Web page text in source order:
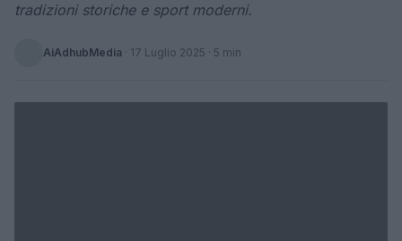
tradizioni storiche e sport moderni.
AiAdhubMedia · 17 Luglio 2025 · 5 min